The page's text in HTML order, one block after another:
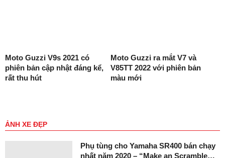
Moto Guzzi V9s 2021 có
phiên bản cập nhật đáng kể,
rất thu hút
Moto Guzzi ra mắt V7 và
V85TT 2022 với phiên bản
màu mới
ẢNH XE ĐẸP
Phụ tùng cho Yamaha SR400 bán chạy
nhất năm 2020 – “Make an Scramble…